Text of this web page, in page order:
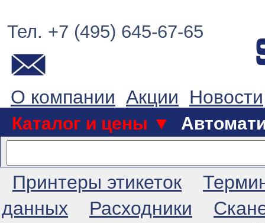
Тел. +7 (495) 645-67-65
О компании Акции Новости
Каталог и цены ▼
Принтеры этикеток
данных
Расходники